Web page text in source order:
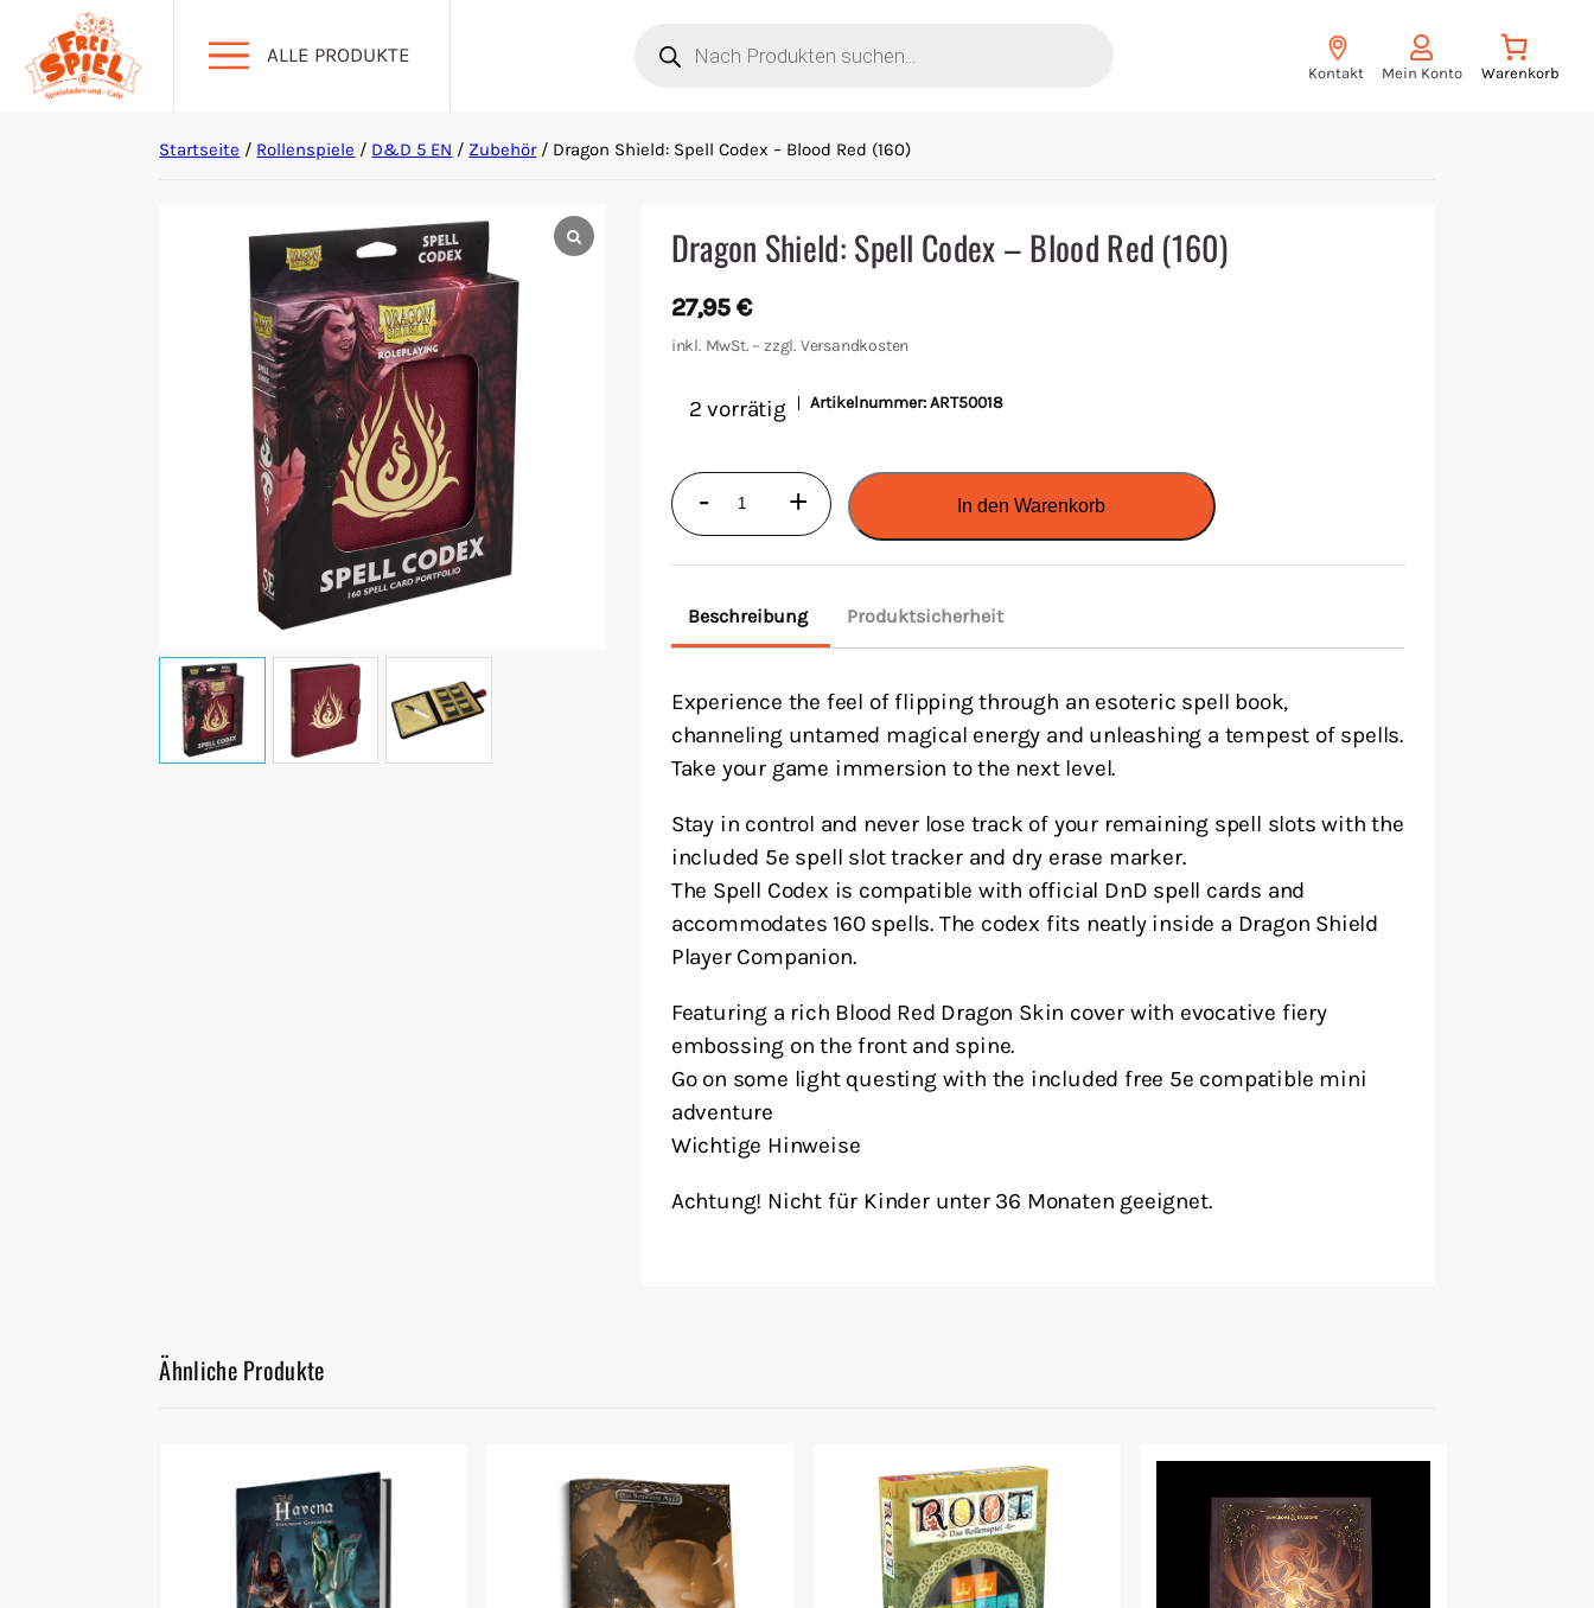
ALLE PRODUKTE
search
Kontakt Mein Konto
Sammelkartenspiele
Startseite / Rollenspiele / D&D 5 EN / Zubehör/ Dragon Shield: Spell Codex – Blood Red (160)
Dragon Shield: Spell Codex – Blood Red (160)
27,95€
inkl. MwSt. – zzgl. Versandkosten
2 vorrätig Artikelnummer:ART50018
-
Dragon
Spell
Red
(160)
Menge
+ In den Warenkorb
Beschreibung Produktsicherheit
Experience the feel of flipping through an esoteric spell book,
channeling untamed magical energy and unleashing a tempest of spells.
Take your game immersion to the next level.
Stay in control and never lose track of your remaining spell slots with the
included 5e spell slot tracker and dry erase marker.
The Spell Codex is compatible with official DnD spell cards and
accommodates 160 spells. The codex fits neatly inside a Dragon Shield
Player Companion.
Featuring a rich Blood Red Dragon Skin cover with evocative fiery
embossing on the front and spine.
Go on some light questing with the included free 5e compatible mini
adventure
Wichtige Hinweise
Achtung! Nicht für Kinder unter 36 Monaten geeignet.
Ähnliche Produkte